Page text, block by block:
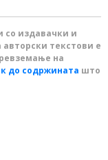
со издавачки и
текстови е
на
до содржината што